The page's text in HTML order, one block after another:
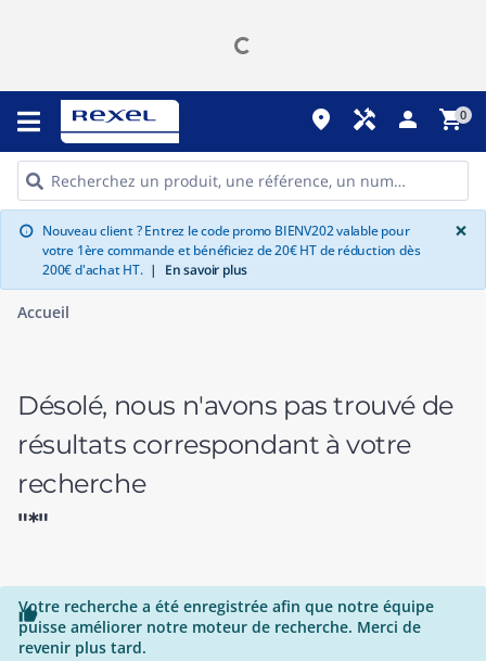
place handyman person shopping_cart0
info Nouveau client ? Entrez le code promo BIENV202 valable pour
votre 1ère commande et bénéficiez de 20€ HT de réduction dès
200€ d'achat HT. | En savoir plus
×
Accueil
Désolé, nous n'avons pas trouvé de
résultats correspondant à votre
recherche
"*"

Votre recherche a été enregistrée afin que notre équipe
puisse améliorer notre moteur de recherche. Merci de
revenir plus tard.